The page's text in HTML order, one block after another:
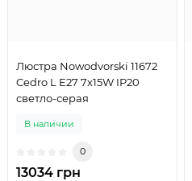
Люстра Nowodvorski 11672
Cedro L E27 7x15W IP20
светло-серая
В наличии
0
13034 грн